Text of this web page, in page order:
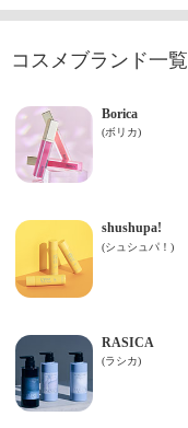
コスメブランド一覧